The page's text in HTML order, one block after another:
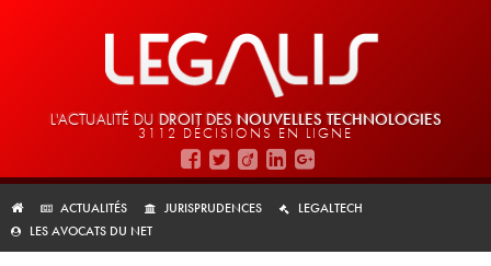
L'ACTUALITÉ DU DROIT DES NOUVELLES TECHNOLOGIES
3112 DÉCISIONS EN LIGNE
ACTUALITÉS JURISPRUDENCES
LEGALTECH
LES AVOCATS DU NET